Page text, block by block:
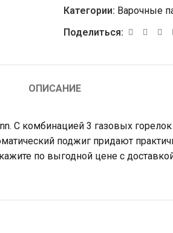
Категории: Варочные
Поделиться:
ОПИСАНИЕ
С комбинацией 3 газовых
поджиг придают
по выгодной цене с